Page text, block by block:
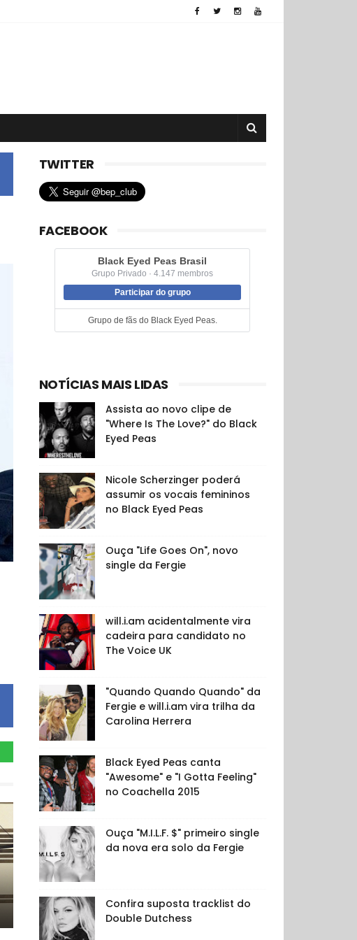
TWITTER
FACEBOOK
Black Eyed Peas Brasil
Grupo Privado · 4.147 membros
Participar do grupo
Grupo de fãs do Black Eyed Peas.
NOTÍCIAS MAIS LIDAS
Assista ao novo clipe de
"Where Is The Love?" do Black
Eyed Peas
Nicole Scherzinger poderá
assumir os vocais femininos
no Black Eyed Peas
Ouça "Life Goes On", novo
single da Fergie
will.i.am acidentalmente vira
cadeira para candidato no
The Voice UK
"Quando Quando Quando" da
Fergie e will.i.am vira trilha da
Carolina Herrera
Black Eyed Peas canta
"Awesome" e "I Gotta Feeling"
no Coachella 2015
Ouça "M.I.L.F. $" primeiro single
da nova era solo da Fergie
Confira suposta tracklist do
Double Dutchess